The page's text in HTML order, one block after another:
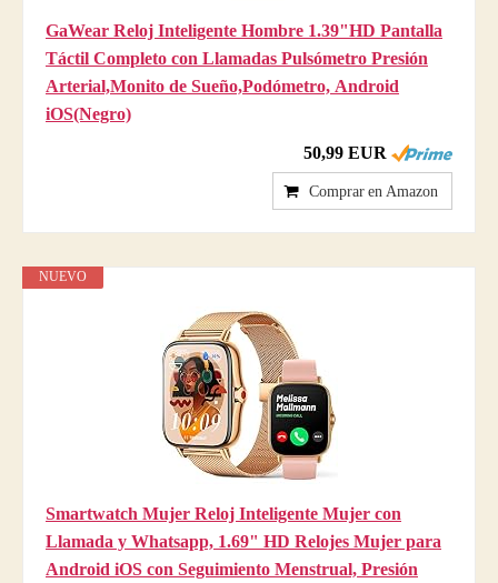
GaWear Reloj Inteligente Hombre 1.39"HD Pantalla
Táctil Completo con Llamadas Pulsómetro Presión
Arterial,Monito de Sueño,Podómetro, Android
iOS(Negro)
50,99 EUR
Comprar en Amazon
NUEVO
Smartwatch Mujer Reloj Inteligente Mujer con
Llamada y Whatsapp, 1.69" HD Relojes Mujer para
Android iOS con Seguimiento Menstrual, Presión